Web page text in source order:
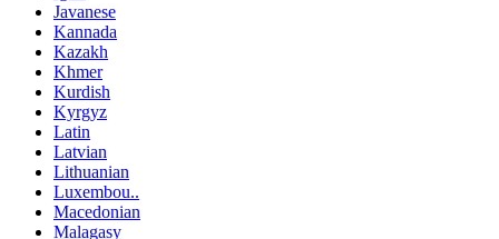
Javanese
Kannada
Kazakh
Khmer
Kurdish
Kyrgyz
Latin
Latvian
Lithuanian
Luxembou..
Macedonian
Malagasy